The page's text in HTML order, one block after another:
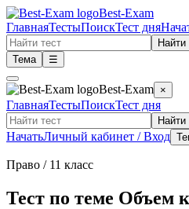
Best-Exam
ГлавнаяТестыПоискТест дня
Найти
Тема
☰
Best-Exam ×
ГлавнаяТестыПоискТест дня
Найти
НачатьЛичный кабинет / Вход
Право / 11 класс
Тест по теме Объем